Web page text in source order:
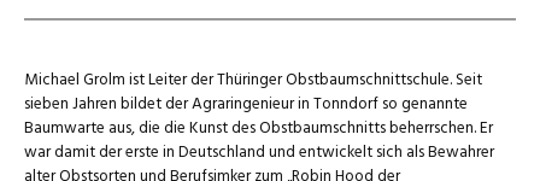
Michael Grolm ist Leiter der Thüringer Obstbaumschnittschule. Seit
sieben Jahren bildet der Agraringenieur in Tonndorf so genannte
Baumwarte aus, die die Kunst des Obstbaumschnitts beherrschen. Er
war damit der erste in Deutschland und entwickelt sich als Bewahrer